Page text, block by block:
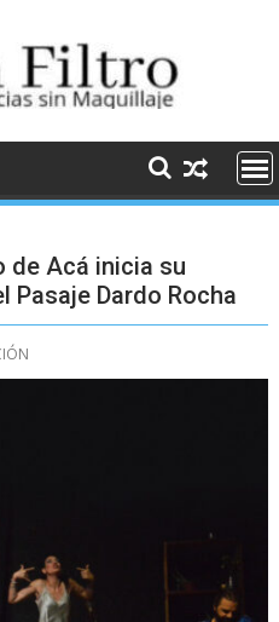
de Acá inicia su
Pasaje Dardo Rocha